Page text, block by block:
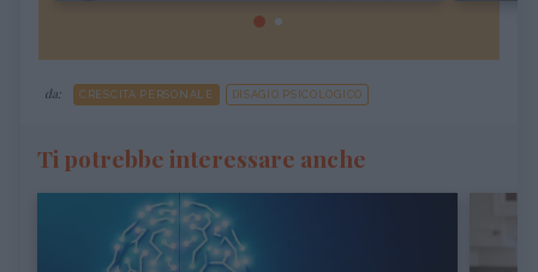
da: CRESCITA PERSONALE DISAGIO PSICOLOGICO
Ti potrebbe interessare anche